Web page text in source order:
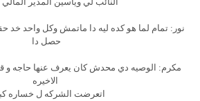
نور: تمام لما هو كده ليه دا ماتمش وكل واحد خد
حصل دا
مكرم: الوصيه دي محدش كان يعرف عنها حاجه و
الاخيره
اتعرضت الشركه ل خساره